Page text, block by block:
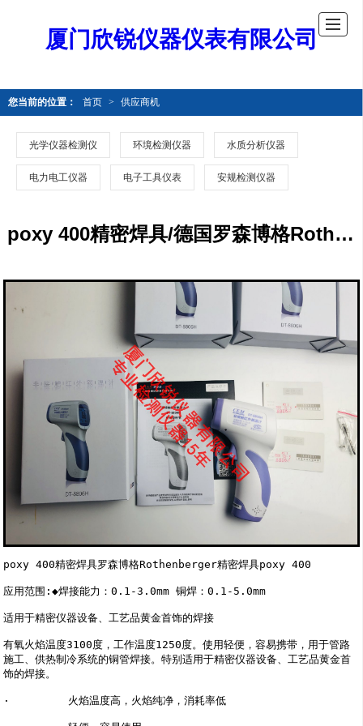
厦门欣锐仪器仪表有限公司
您当前的位置： 首页 > 供应商机
光学仪器检测仪 环境检测仪器 水质分析仪器
电力电工仪器 电子工具仪表 安规检测仪器
poxy 400精密焊具/德国罗森博格Rothenberger精密焊具poxy 400
poxy 400精密焊具罗森博格Rothenberger精密焊具poxy 400
应用范围:◆焊接能力：0.1-3.0mm 铜焊：0.1-5.0mm
适用于精密仪器设备、工艺品黄金首饰的焊接
有氧火焰温度3100度，工作温度1250度。使用轻便，容易携带，用于管路
施工、供热制冷系统的铜管焊接。特别适用于精密仪器设备、工艺品黄金首
饰的焊接。
·         火焰温度高，火焰纯净，消耗率低